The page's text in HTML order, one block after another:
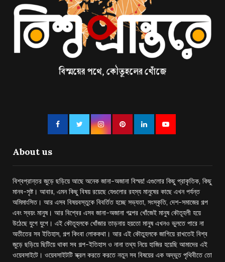
About us
বিশ্বপ্রান্তর জুড়ে ছড়িয়ে আছে অনেক জানা-অজানা বিস্ময়! এগুলোর কিছু প্রাকৃতিক, কিছু
মানব-সৃষ্ট। আবার, এমন কিছু বিষয় রয়েছে যেগুলোর রহস্য মানুষের কাছে এখন পর্যন্ত
অমিমাংসিত। আর এসব বিষয়বস্তুকে বিবর্তিত হচ্ছে সভ্যতা, সংস্কৃতি, দেশ-সমাজের গল্প
এবং স্বয়ং মানুষ। আর বিশ্বের এসব জানা-অজানা গল্পের খোঁজেই মানুষ কৌতূহলী হয়ে
উঠেছে যুগে যুগে। এই কৌতূহলকে খোঁজার তাড়নায় হয়তো মানুষ এখনও ভুলতে পারে না
অতীতের সব ইতিহাস, গল্প কিংবা লোককথা। আর এই কৌতুহলকে জাগিয়ে রাখতেই বিশ্ব
জুড়ে ছড়িয়ে ছিটিয়ে থাকা সব গল্প-ইতিহাস ও নানা তথ্য নিয়ে হাজির হয়েছি আমাদের এই
ওয়েবসাইটে। ওয়েবসাইটটি স্ক্রল করতে করতে নতুন সব বিষয়ের এক অদ্ভুত পৃথিবীতে তো